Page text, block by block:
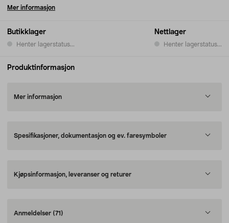
Butikklager
Henter lagerstatus...
Nettlager
Henter lagerstatus...
Mer informasjon
Produktinformasjon
Mer informasjon
Spesifikasjoner, dokumentasjon og ev. faresymboler
Kjøpsinformasjon, leveranser og returer
Anmeldelser (71)